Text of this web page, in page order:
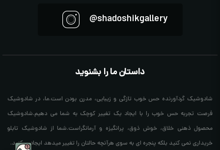
shadoshikgallery@
داستان ما را بشنوید
شادوشیک گردآورنده حس خوب تازگی و زیبایی، مدرن بودن است.ما، در شادوشیک
فرصت تجربه حس خوب را با ایجاد یک تغییر کوچک به شما می دهیم.شادوشیک
محصول ذهنی خلاق، خوش ذوق، پرانگیزه و آرمانگراست.شما از شادوشیک تابلو
خریداری نمی کنید بلکه پنجره ای به سوی هرآنچه حالتان را تغییر میدهد ایجاد میکنید.